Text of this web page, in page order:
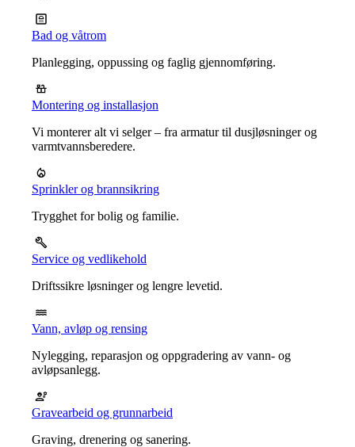
Bad og våtrom
Planlegging, oppussing og faglig gjennomføring.
Montering og installasjon
Vi monterer alt vi selger – fra armatur til dusjløsninger og
varmtvannsberedere.
Sprinkler og brannsikring
Trygghet for bolig og familie.
Service og vedlikehold
Driftssikre løsninger og lengre levetid.
Vann, avløp og rensing
Nylegging, reparasjon og oppgradering av vann- og
avløpsanlegg.
Gravearbeid og grunnarbeid
Graving, drenering og sanering.